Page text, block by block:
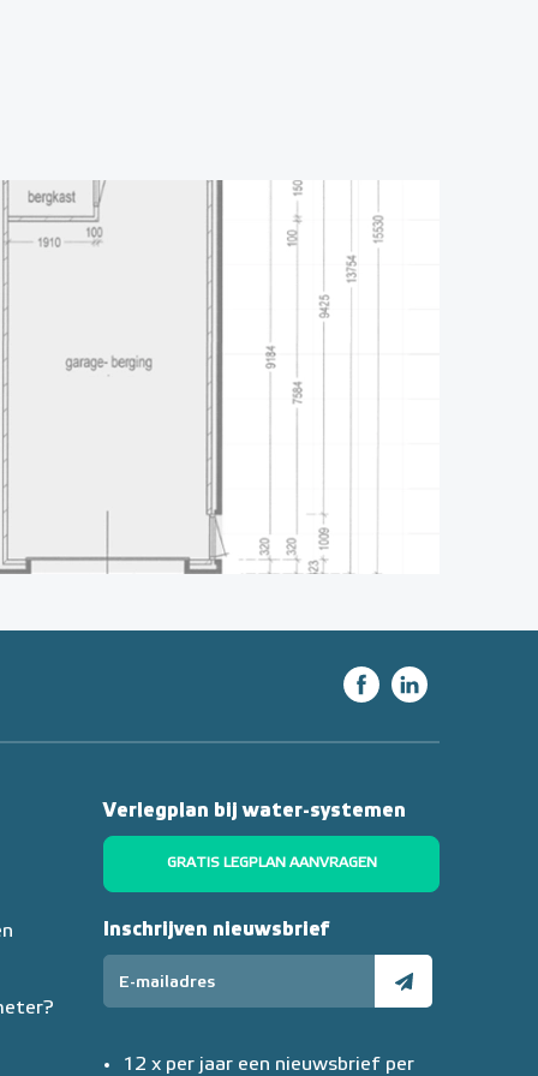
Verlegplan bij water-systemen
GRATIS LEGPLAN AANVRAGEN
Inschrijven nieuwsbrief
12 x per jaar een nieuwsbrief per